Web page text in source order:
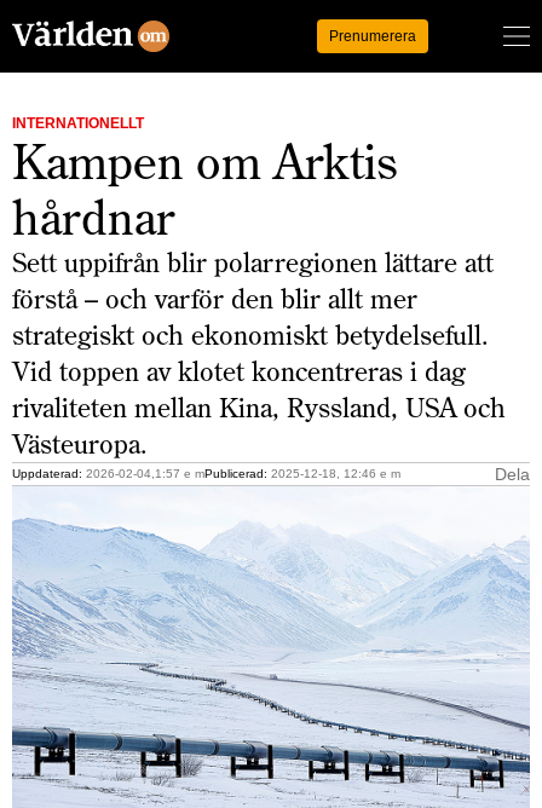
Prenumerera
INTERNATIONELLT
Kampen om Arktis
hårdnar
Sett uppifrån blir polarregionen lättare att
förstå – och varför den blir allt mer
strategiskt och ekonomiskt betydelsefull.
Vid toppen av klotet koncentreras i dag
rivaliteten mellan Kina, Ryssland, USA och
Västeuropa.
Uppdaterad: 2026-02-04,1:57 e mPublicerad: 2025-12-18, 12:46 e m Dela